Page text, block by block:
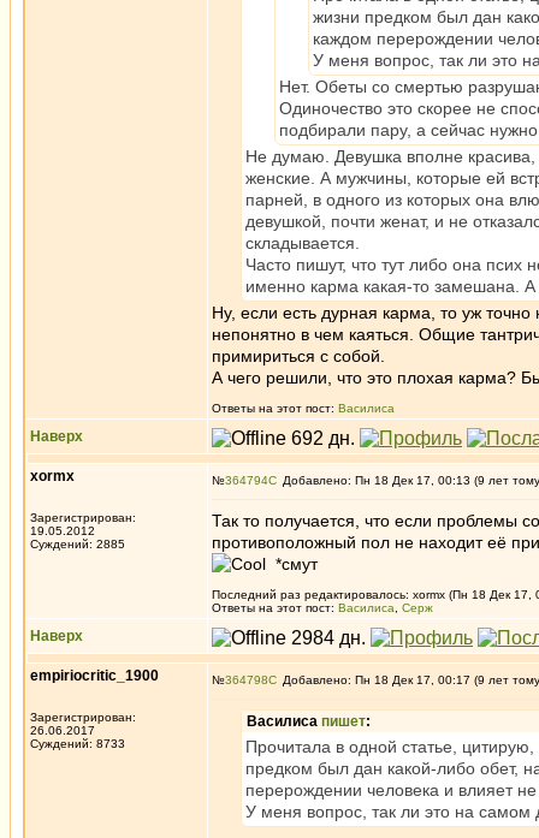
жизни предком был дан
каждом перерождении
У меня вопрос, так ли это
Нет. Обеты со смертью
Одиночество это скорее не
подбирали пару, а сейчас
Не думаю. Девушка вполне красива,
женские. А мужчины, которые ей
парней, в одного из которых она
девушкой, почти женат, и не
складывается.
Часто пишут, что тут либо она
именно карма какая-то замешана. А
Ну, если есть дурная карма, то уж
непонятно в чем каяться. Общие
примириться с собой.
А чего решили, что это плохая карма?
Ответы на этот пост: Василиса
Наверх
xormx
Зарегистрирован:
19.05.2012
Суждений: 2885
№364794 Добавлено: Пн 18 Дек 17, 00:13 (9 лет
Так то получается, что если проблемы
противоположный пол не находит её
*смут
Последний раз редактировалось: xormx (Пн 18 Дек 17,
Ответы на этот пост: Василиса Серж
Наверх
empiriocritic_1900
Зарегистрирован:
26.06.2017
Суждений: 8733
№364798 Добавлено: Пн 18 Дек 17, 00:17 (9 лет
Василиса пишет:
Прочитала в одной статье,
предком был дан какой-либо обет,
перерождении человека и влияет
У меня вопрос, так ли это на самом